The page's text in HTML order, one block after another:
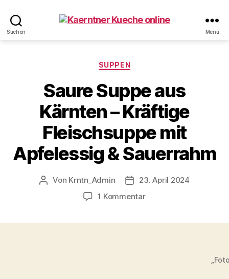
Suchen
Kueche
Menü
Kategorien
SUPPEN
Saure Suppe aus
Kärnten – Kräftige
Fleischsuppe mit
Apfelessig & Sauerrahm
Beitragsautor
Von Krntn_Admin Veröffentlichungsdatum
23. April 2024
1 Kommentarzu